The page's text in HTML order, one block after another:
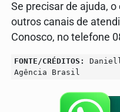
Se precisar de ajuda,
outros canais de
Conosco, no telefone
FONTE/CRÉDITOS:
Agência Brasil